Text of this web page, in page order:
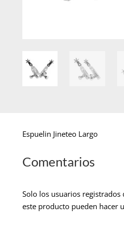
Espuelin Jineteo Largo
Comentarios
Solo los usuarios
este producto pueden hacer